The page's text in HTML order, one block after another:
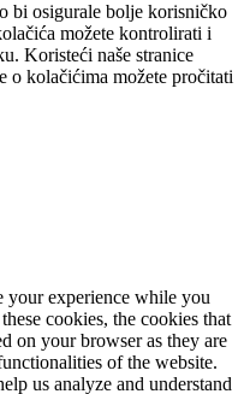
bi osigurale bolje korisničko
možete kontrolirati i
Koristeći naše stranice
o kolačićima možete pročitati
your experience while you
cookies, the cookies that
on your browser as they are
of the website.
us analyze and understand